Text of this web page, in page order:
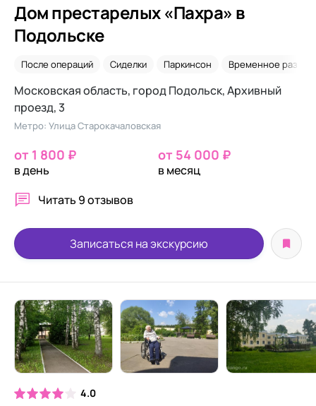
Дом престарелых «Пахра» в
Подольске
После операций Сиделки Паркинсон Временное
Московская область, город Подольск, Архивный
проезд, 3
Метро: Улица Старокачаловская
от 1 800 ₽
в день
от 54 000 ₽
в месяц
Читать 9 отзывов
Записаться на экскурсию
4.0